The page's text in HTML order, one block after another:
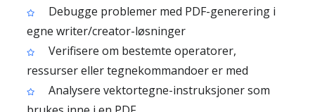
Debugge problemer med PDF-generering i
egne writer/creator-løsninger
Verifisere om bestemte operatorer,
ressurser eller tegnekommandoer er med
Analysere vektortegne-instruksjoner som